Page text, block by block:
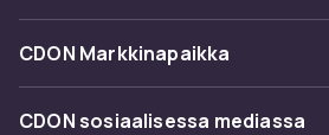
Takaisinvedot
Tuotemerkit
Tietoa meistä
Asiakasarvionnit
CDON Markkinapaikka
Merchant Help Center
CDON sosiaalisessa mediassa